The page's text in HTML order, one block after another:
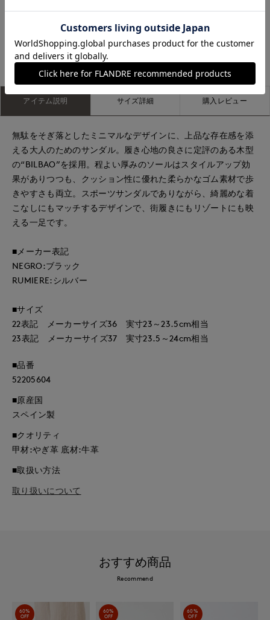
もっと見る
アイテム説明 サイズ詳細 購入レビュー
無駄をそぎ落としたミニマルなデザインに、上品な存在感を添
える大人のためのサンダル。履き心地の良さに定評のある木型
の“BILBAO”を採用。程よい厚みのソールはスタイルアップ効
果がありつつも、クッション性に優れた柔らかなゴム素材で歩
きやすさも両立。スポーツサンダルでありながら、綺麗めな着
こなしにもマッチするデザインで、街履きにもリゾートにも映
える一足です。
■メーカー表記
NEGRO:ブラック
RUMIERE:シルバー
■サイズ
22表記 メーカーサイズ36 実寸23～23.5cm相当
23表記 メーカーサイズ37 実寸23.5～24cm相当
■品番
52205604
■原産国
スペイン製
■クオリティ
甲材:やぎ革 底材:牛革
■取扱い方法
取り扱いについて
おすすめ商品
Recommend
60%
OFF
60%
OFF
60%
OFF